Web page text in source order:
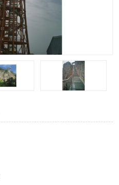
玻璃滑道
网红桥
丛林穿越设备